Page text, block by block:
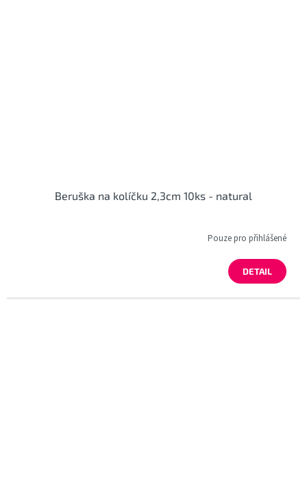
Beruška na kolíčku 2,3cm 10ks - natural
Pouze pro přihlášené
DETAIL